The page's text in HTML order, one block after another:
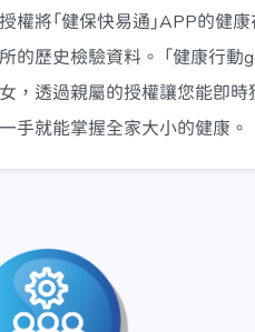
將「健保快易通」APP的健
歷史檢驗資料。 「健康行動
，透過親屬的授權讓您能即時
手就能掌握全家大小的健康。